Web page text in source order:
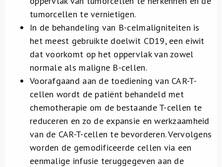
tumorcellen te vernietigen.
In de behandeling van B-celmaligniteiten is
het meest gebruikte doelwit CD19, een eiwit
dat voorkomt op het oppervlak van zowel
normale als maligne B-cellen.
Voorafgaand aan de toediening van CAR-T-
cellen wordt de patiënt behandeld met
chemotherapie om de bestaande T-cellen te
reduceren en zo de expansie en werkzaamheid
van de CAR-T-cellen te bevorderen. Vervolgens
worden de gemodificeerde cellen via een
eenmalige infusie teruggegeven aan de